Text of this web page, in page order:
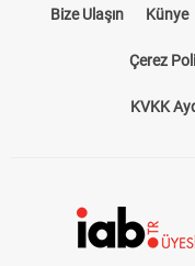
Bize Ulaşın Künye
Çerez
KVKK